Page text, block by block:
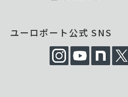
ユーロポート公式 SNS